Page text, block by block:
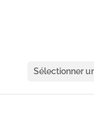
Sélectionner